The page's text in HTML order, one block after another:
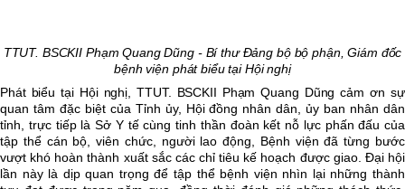
TTUT. BSCKII Phạm Quang Dũng - Bí thư Đảng bộ bộ phận, Giám đốc
bệnh viện phát biểu tại Hội nghị
Phát biểu tại Hội nghị, TTUT. BSCKII Phạm Quang Dũng cảm ơn sự
quan tâm đặc biệt của Tỉnh ủy, Hội đồng nhân dân, ủy ban nhân dân
tỉnh, trực tiếp là Sở Y tế cùng tinh thần đoàn kết nỗ lực phấn đấu của
tập thể cán bộ, viên chức, người lao động, Bệnh viện đã từng bước
vượt khó hoàn thành xuất sắc các chỉ tiêu kế hoạch được giao. Đại hội
lần này là dịp quan trọng để tập thể bệnh viện nhìn lại những thành